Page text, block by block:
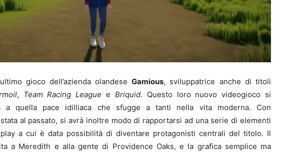
gioco dell’azienda olandeseGamious, sviluppatrice anche di titoli
, Team Racing League e Briquid. Questo loro nuovo videogioco si
a quella pace idilliaca che sfugge a tanti nella vita moderna. Con
al passato, si avrà inoltre modo di rapportarsi ad una serie di elementi
a cui è data possibilità di diventare protagonisti centrali del titolo. Il
a Meredith e alla gente di Providence Oaks, e la grafica semplice ma